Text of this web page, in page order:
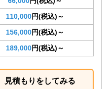
110,000円(税込)～
156,000円(税込)～
189,000円(税込)～
見積もりをしてみる